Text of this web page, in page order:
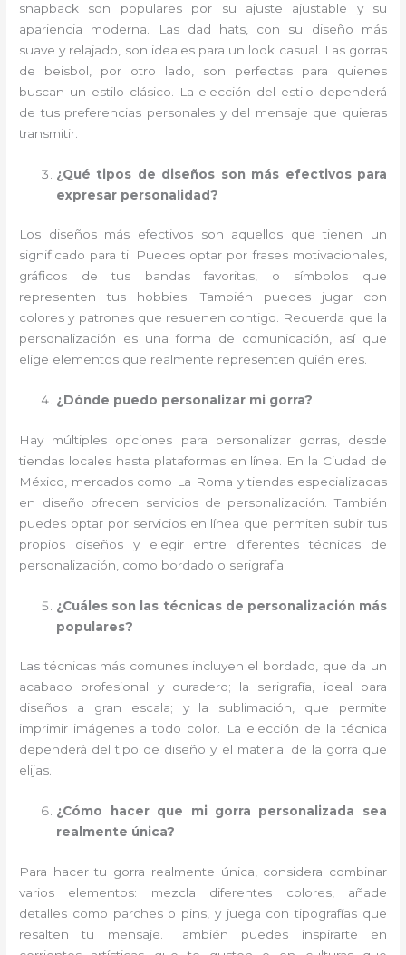
snapback son populares por su ajuste ajustable y su
apariencia moderna. Las dad hats, con su diseño más
suave y relajado, son ideales para un look casual. Las gorras
de beisbol, por otro lado, son perfectas para quienes
buscan un estilo clásico. La elección del estilo dependerá
de tus preferencias personales y del mensaje que quieras
transmitir.
¿Qué tipos de diseños son más efectivos para
expresar personalidad?
Los diseños más efectivos son aquellos que tienen un
significado para ti. Puedes optar por frases motivacionales,
gráficos de tus bandas favoritas, o símbolos que
representen tus hobbies. También puedes jugar con
colores y patrones que resuenen contigo. Recuerda que la
personalización es una forma de comunicación, así que
elige elementos que realmente representen quién eres.
¿Dónde puedo personalizar mi gorra?
Hay múltiples opciones para personalizar gorras, desde
tiendas locales hasta plataformas en línea. En la Ciudad de
México, mercados como La Roma y tiendas especializadas
en diseño ofrecen servicios de personalización. También
puedes optar por servicios en línea que permiten subir tus
propios diseños y elegir entre diferentes técnicas de
personalización, como bordado o serigrafía.
¿Cuáles son las técnicas de personalización más
populares?
Las técnicas más comunes incluyen el bordado, que da un
acabado profesional y duradero; la serigrafía, ideal para
diseños a gran escala; y la sublimación, que permite
imprimir imágenes a todo color. La elección de la técnica
dependerá del tipo de diseño y el material de la gorra que
elijas.
¿Cómo hacer que mi gorra personalizada sea
realmente única?
Para hacer tu gorra realmente única, considera combinar
varios elementos: mezcla diferentes colores, añade
detalles como parches o pins, y juega con tipografías que
resalten tu mensaje. También puedes inspirarte en